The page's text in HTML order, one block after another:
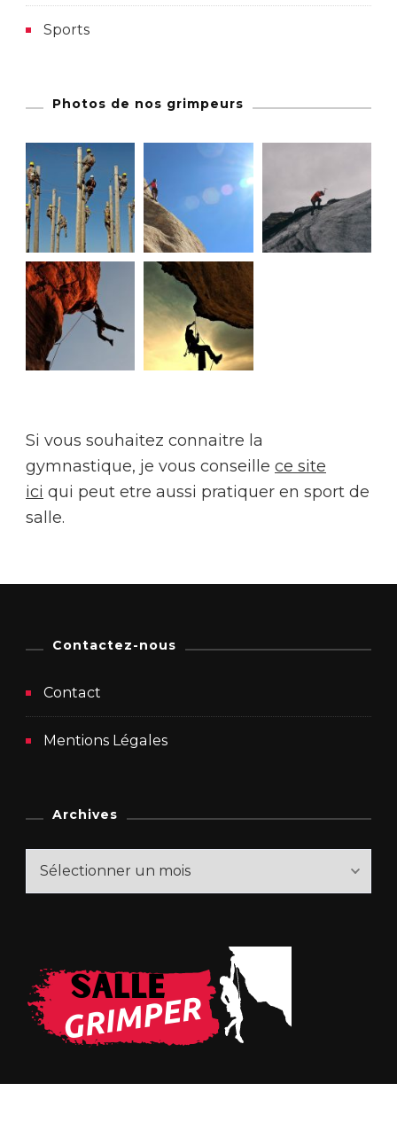
Sports
Photos de nos grimpeurs
Si vous souhaitez connaitre la
gymnastique, je vous conseille ce site
ici qui peut etre aussi pratiquer en sport de
salle.
Contactez-nous
Contact
Mentions Légales
Archives
Archives